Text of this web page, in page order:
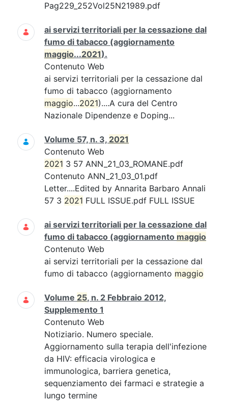
Pag229_252Vol25N21989.pdf
ai servizi territoriali per la cessazione dal
fumo di tabacco (aggiornamento
maggio...2021).
Contenuto Web
ai servizi territoriali per la cessazione dal
fumo di tabacco (aggiornamento
maggio...2021)....A cura del Centro
Nazionale Dipendenze e Doping...
Volume 57, n. 3, 2021
Contenuto Web
2021 3 57 ANN_21_03_ROMANE.pdf
Contenuto ANN_21_03_01.pdf
Letter....Edited by Annarita Barbaro Annali
57 3 2021 FULL ISSUE.pdf FULL ISSUE
ai servizi territoriali per la cessazione dal
fumo di tabacco (aggiornamento maggio
Contenuto Web
ai servizi territoriali per la cessazione dal
fumo di tabacco (aggiornamento maggio
Volume 25, n. 2 Febbraio 2012,
Supplemento 1
Contenuto Web
Notiziario. Numero speciale.
Aggiornamento sulla terapia dell'infezione
da HIV: efficacia virologica e
immunologica, barriera genetica,
sequenziamento dei farmaci e strategie a
lungo termine